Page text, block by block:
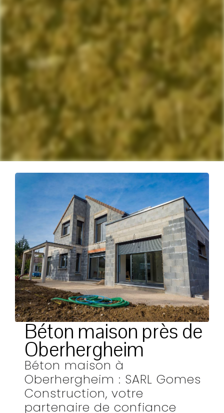
Béton maison près de
Oberhergheim
Béton maison à
Oberhergheim : SARL Gomes
Construction, votre
partenaire de confiance